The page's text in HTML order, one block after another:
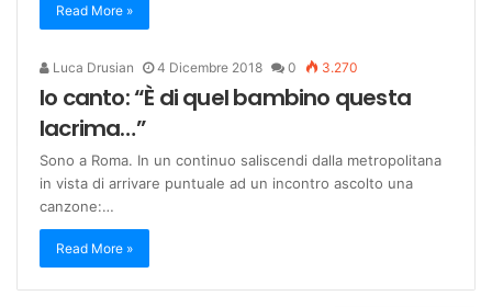
Read More »
Luca Drusian 4 Dicembre 2018 0 3.270
Io canto: “È di quel bambino questa
lacrima…”
Sono a Roma. In un continuo saliscendi dalla metropolitana
in vista di arrivare puntuale ad un incontro ascolto una
canzone:…
Read More »